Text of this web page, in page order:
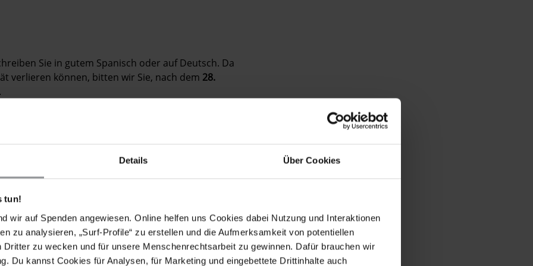
Details Über Cookies
tun!
wir auf Spenden angewiesen. Online helfen uns Cookies dabei Nutzung und Interaktionen
zu analysieren, „Surf-Profile“ zu erstellen und die Aufmerksamkeit von potentiellen
Dritter zu wecken und für unsere Menschenrechtsarbeit zu gewinnen. Dafür brauchen wir
Du kannst Cookies für Analysen, für Marketing und eingebettete Drittinhalte auch
Sie in gutem Spanisch oder auf Deutsch. Da
verlieren können, bitten wir Sie, nach dem 28.
FOLGENDEN FORDERUNGEN
indigenen Q’eqchi Gemeinden, die im März 2011
Dazu gehört die Bereitstellung von
Zugang zu Nahrungsmitteln, Trinkwasser und
wo sie Schutz finden und ihre körperliche
daran erinnern, dass die Regierung